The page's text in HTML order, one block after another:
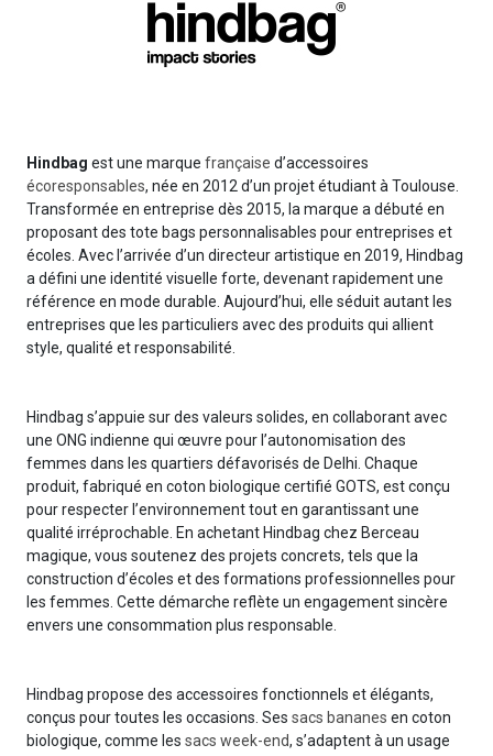
Hindbag est une marque française d’accessoires
écoresponsables, née en 2012 d’un projet étudiant à Toulouse.
Transformée en entreprise dès 2015, la marque a débuté en
proposant des tote bags personnalisables pour entreprises et
écoles. Avec l’arrivée d’un directeur artistique en 2019, Hindbag
a défini une identité visuelle forte, devenant rapidement une
référence en mode durable. Aujourd’hui, elle séduit autant les
entreprises que les particuliers avec des produits qui allient
style, qualité et responsabilité.
Hindbag s’appuie sur des valeurs solides, en collaborant avec
une ONG indienne qui œuvre pour l’autonomisation des
femmes dans les quartiers défavorisés de Delhi. Chaque
produit, fabriqué en coton biologique certifié GOTS, est conçu
pour respecter l’environnement tout en garantissant une
qualité irréprochable. En achetant Hindbag chez Berceau
magique, vous soutenez des projets concrets, tels que la
construction d’écoles et des formations professionnelles pour
les femmes. Cette démarche reflète un engagement sincère
envers une consommation plus responsable.
Hindbag propose des accessoires fonctionnels et élégants,
conçus pour toutes les occasions. Ses sacs bananes en coton
biologique, comme les sacs week-end, s’adaptent à un usage